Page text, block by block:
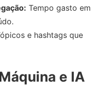
Tempo gasto em
e hashtags que
e IA